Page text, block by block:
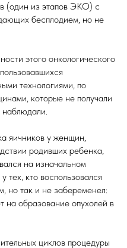
(один из этапов ЭКО) с
бесплодием, но не
этого онкологического
технологиями, по
которые не получали
наблюдали.
яичников у женщин,
родивших ребенка,
на изначальном
кто воспользовался
но так и не забеременел:
на образование опухолей в
циклов процедуры